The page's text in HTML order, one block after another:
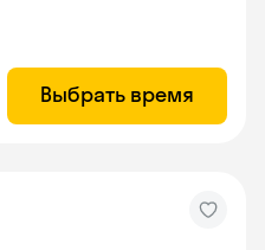
Выбрать время